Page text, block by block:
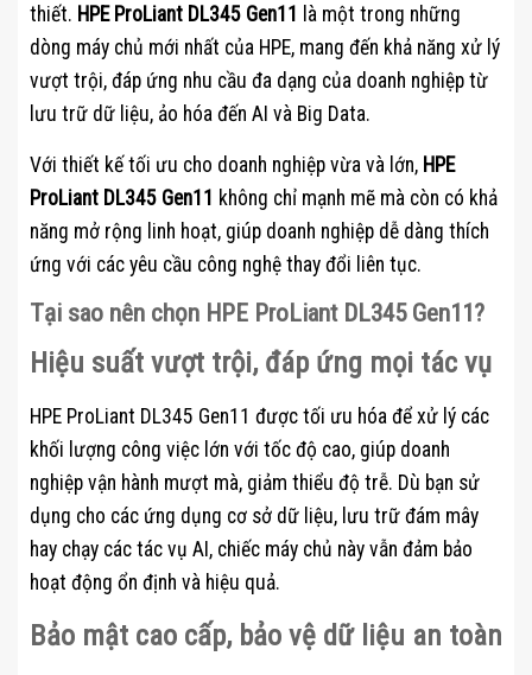
thiết. HPE ProLiant DL345 Gen11 là một trong những
dòng máy chủ mới nhất của HPE, mang đến khả năng xử lý
vượt trội, đáp ứng nhu cầu đa dạng của doanh nghiệp từ
lưu trữ dữ liệu, ảo hóa đến AI và Big Data.
Với thiết kế tối ưu cho doanh nghiệp vừa và lớn, HPE
ProLiant DL345 Gen11 không chỉ mạnh mẽ mà còn có khả
năng mở rộng linh hoạt, giúp doanh nghiệp dễ dàng thích
ứng với các yêu cầu công nghệ thay đổi liên tục.
Tại sao nên chọn HPE ProLiant DL345 Gen11?
Hiệu suất vượt trội, đáp ứng mọi tác vụ
HPE ProLiant DL345 Gen11 được tối ưu hóa để xử lý các
khối lượng công việc lớn với tốc độ cao, giúp doanh
nghiệp vận hành mượt mà, giảm thiểu độ trễ. Dù bạn sử
dụng cho các ứng dụng cơ sở dữ liệu, lưu trữ đám mây
hay chạy các tác vụ AI, chiếc máy chủ này vẫn đảm bảo
hoạt động ổn định và hiệu quả.
Bảo mật cao cấp, bảo vệ dữ liệu an toàn